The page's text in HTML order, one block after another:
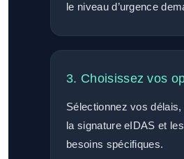
le niveau d’urgence
3. Choisissez vos
Sélectionnez vos
la signature eIDAS et
besoins spécifiques.